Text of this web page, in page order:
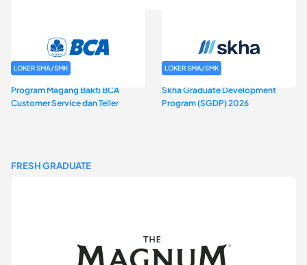
LOKER SMA/SMK
Program Magang Bakti BCA
Customer Service dan Teller
LOKER SMA/SMK
Skha Graduate Development
Program (SGDP) 2026
FRESH GRADUATE